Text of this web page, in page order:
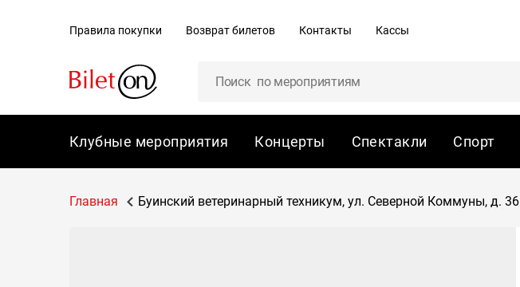
Правила покупки Возврат билетов Контакты Кассы
Клубные мероприятия Концерты Спектакли Спорт
Главная Буинский ветеринарный техникум, ул. Северной Коммуны, д. 36